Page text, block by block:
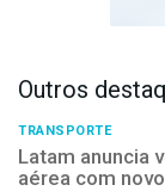
Outros
TRANSPORTE
Latam anuncia
aérea com